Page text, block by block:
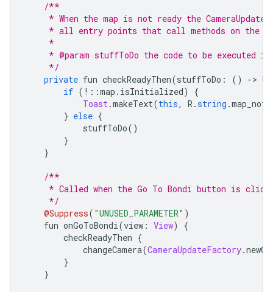
/**
* When the map is not ready the
* all entry points that call methods on the
*
* @param stuffToDo the code to be executed
*/
private fun checkReadyThen(stuffToDo : () ->
if (!::map . isInitialized)
{
Toast.makeText(this, R .string .
} else {
stuffToDo()
}
}
/**
* Called when the Go To Bondi button is
*/
@Suppress( "UNUSED_PARAMETER" )
fun onGoToBondi(view : View)
{
checkReadyThen {
changeCamera(CameraUpdateFactory.
}
}